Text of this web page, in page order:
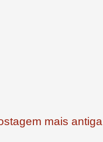
mais antiga